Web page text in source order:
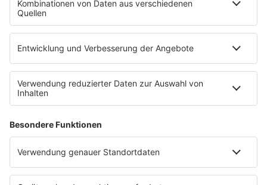
SHOP
RADIO BOB!
Impressum
Kontakt
myBOB App
BOB-Plakate & Aufkleber bestellen
Datenschutz
Datenschutzeinstellungen
Teilnahmebedingungen
RADIO BOB! auf radioplayer.de